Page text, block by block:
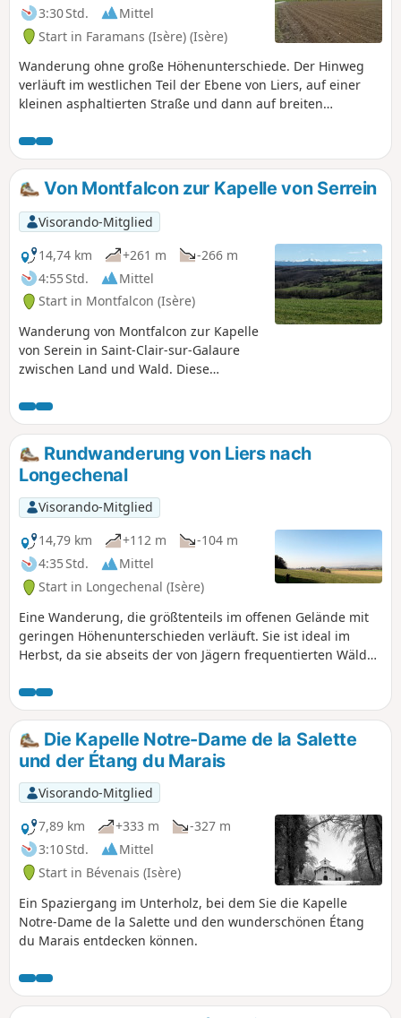
3:30 Std.
Mittel
Start in Faramans (Isère) (Isère)
Wanderung ohne große Höhenunterschiede. Der Hinweg
verläuft im westlichen Teil der Ebene von Liers, auf einer
kleinen asphaltierten Straße und dann auf breiten
bewaldeten Moräne von Faramans.
Von Montfalcon zur Kapelle von Serrein
Visorando-Mitglied
14,74 km
+261 m
-266 m
4:55 Std.
Mittel
Start in Montfalcon (Isère)
Wanderung von Montfalcon zur Kapelle
von Serein in Saint-Clair-sur-Galaure
zwischen Land und Wald. Diese
der Wanderung: Von der Kapelle von
Serrein zum Schloss von Montfalcon mit
anderen Passagen.
Rundwanderung von Liers nach
Longechenal
Visorando-Mitglied
14,79 km
+112 m
-104 m
4:35 Std.
Mittel
Start in Longechenal (Isère)
Eine Wanderung, die größtenteils im offenen Gelände mit
geringen Höhenunterschieden verläuft. Sie ist ideal im
Herbst, da sie abseits der von Jägern frequentierten Wälder
östlichen Teil der Liers-Ebene. Hier und da haben Sie einige
Ausblicke auf die umliegenden Hügel und Gipfel.
Die Kapelle Notre-Dame de la Salette
und der Étang du Marais
Visorando-Mitglied
7,89 km
+333 m
-327 m
3:10 Std.
Mittel
Start in Bévenais (Isère)
Ein Spaziergang im Unterholz, bei dem Sie die Kapelle
Notre-Dame de la Salette und den wunderschönen Étang
du Marais entdecken können.